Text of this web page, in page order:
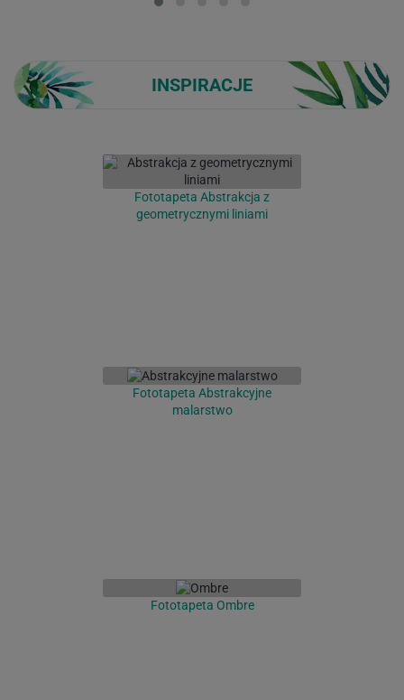
INSPIRACJE
Fototapeta Abstrakcja z
geometrycznymi liniami
Fototapeta Abstrakcyjne
malarstwo
Fototapeta Ombre